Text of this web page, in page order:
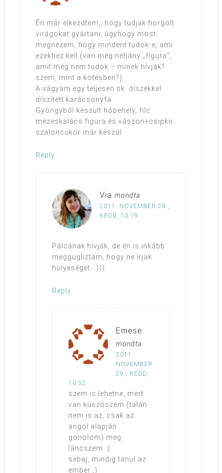
Én már elkezdtem,, hogy tudjak horgolt
virágokat gyártani, úgyhogy most
megnézem, hogy mindent tudok-e, ami
ezekhez kell (van még néhány „figura”,
amit még nem tudok – minek hívják?
szem, mint a kötésben?)
A vágyam egy teljesen sk. díszekkel
díszített karácsonyfa.
Gyöngyből készült hópehely, filc
mézeskalács figura és vászon+csipke
szaloncukor már készül.
Reply
Via mondta
2011. NOVEMBER 29.,
KEDD, 10:19
Pálcának hívják, de én is inkább
meggugliztam, hogy ne írjak
hülyeséget. :)))
Reply
Emese
mondta
2011.
NOVEMBER
29., KEDD,
10:52
szem is lehetne, mert
van kúszószem (talán
nem is az, csak az
angol alapján
gonolom) meg
láncszem :)
sebaj, mindig tanul az
ember ;)